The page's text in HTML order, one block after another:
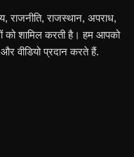
राजनीति, राजस्थान, अपराध,
को शामिल करती है। हम आपको
वीडियो प्रदान करते हैं.